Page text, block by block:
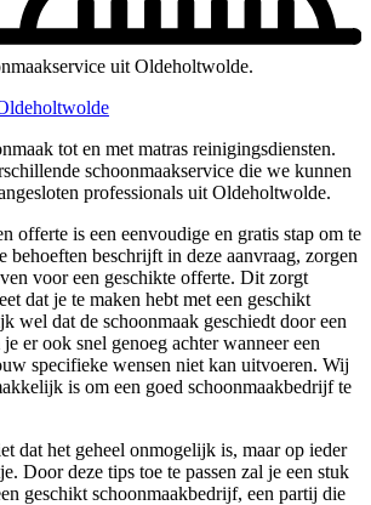
uit Oldeholtwolde.
tot en met matras reinigingsdiensten.
schoonmaakservice die we kunnen
professionals uit Oldeholtwolde.
offerte is een eenvoudige en gratis stap om te
behoeften beschrijft in deze aanvraag, zorgen
voor een geschikte offerte. Dit zorgt
dat je te maken hebt met een geschikt
wel dat de schoonmaak geschiedt door een
er ook snel genoeg achter wanneer een
specifieke wensen niet kan uitvoeren. Wij
is om een goed schoonmaakbedrijf te
dat het geheel onmogelijk is, maar op ieder
Door deze tips toe te passen zal je een stuk
geschikt schoonmaakbedrijf, een partij die